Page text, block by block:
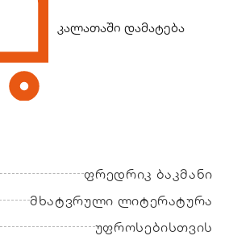
კალათაში დამატება
ფრედრიკ ბაკმანი
მხატვრული ლიტერატურა
უფროსებისთვის